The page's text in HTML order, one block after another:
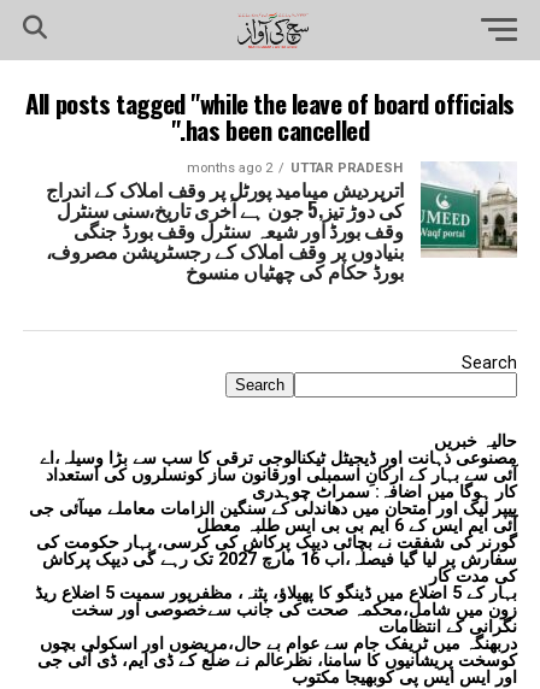
All posts tagged "while the leave of board officials
has been cancelled."
UTTAR PRADESH
2 months ago
اترپردیش میںامید پورٹل پر وقف املاک کے اندراج
کی دوڑ تیز,5 جون ہے آخری تاریخ،سنی سنٹرل
وقف بورڈ اور شیعہ سنٹرل وقف بورڈ جنگی
بنیادوں پر وقف املاک کے رجسٹریشن مصروف،
بورڈ حکام کی چھٹیاں منسوخ
Search
Search
حالیہ خبریں
مصنوعی ذہانت اور ڈیجیٹل ٹیکنالوجی ترقی کا سب سے بڑا وسیلہ،اے
آئی سے بہار کے ارکانِ اسمبلی اورقانون ساز کونسلروں کی استعداد
کار ہوگا میں اضافہ: سمراٹ چوہدری
پیپر لیک اور امتحان میں دھاندلی کے سنگین الزامات معاملے میںآئی جی
آئی ایم ایس کے 6 ایم بی بی ایس طلبہ معطل
گورنر کی شفقت نے بچائی دیپک پرکاش کی کرسی، بہار حکومت کی
سفارش پر لیا گیا فیصلہ،اب 16 مارچ 2027 تک رہے گی دیپک پرکاش
کی مدت کار
بہار کے 5 اضلاع میں ڈینگو کا پھیلاؤ، پٹنہ، مظفرپور سمیت 5 اضلاع ریڈ
زون میں شامل،محکمہ صحت کی جانب سےخصوصی اور سخت
نگرانی کے انتظامات
دربھنگہ میں ٹریفک جام سے عوام بے حال،مریضوں اور اسکولی بچوں
کوسخت پریشانیوں کا سامنا، نظرعالم نے ضلع کے ڈی ایم، ڈی آئی جی
اور ایس ایس پی کوبھیجا مکتوب